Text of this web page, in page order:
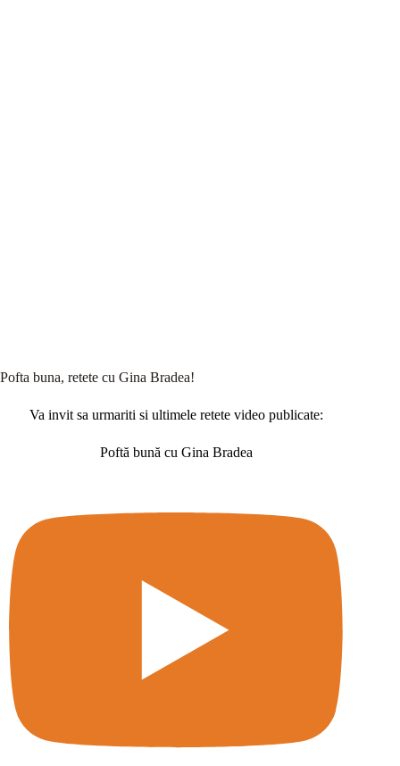
Pofta buna, retete cu Gina Bradea!
Va invit sa urmariti si ultimele retete video publicate:
Poftă bună cu Gina Bradea